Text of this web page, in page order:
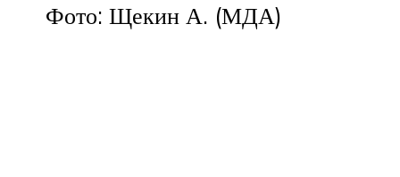
Фото: Щекин А. (МДА)